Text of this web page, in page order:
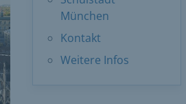
München
Kontakt
Weitere Infos